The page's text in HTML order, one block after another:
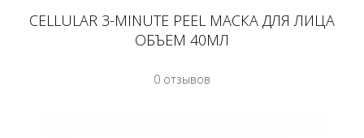
CELLULAR 3-MINUTE PEEL МАСКА ДЛЯ ЛИЦА
ОБЪЕМ 40МЛ
0 отзывов